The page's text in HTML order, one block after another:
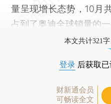
量呈现增长态势，10月
占到了奥迪全球销量的
本文共计321
登录 后获取
财新通会员
可畅读全文